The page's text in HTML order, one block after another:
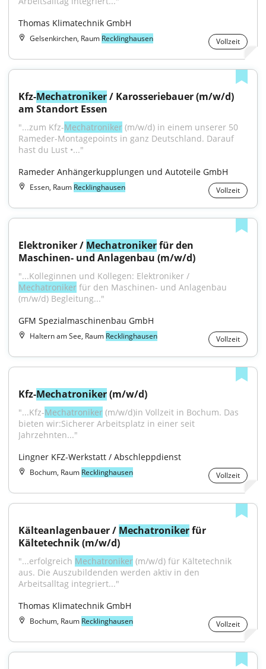
Thomas Klimatechnik GmbH
Gelsenkirchen, Raum Recklinghausen Vollzeit
Kfz-Mechatroniker / Karosseriebauer (m/w/d)
am Standort Essen
"...zum Kfz-Mechatroniker (m/w/d) in einem unserer 50
Rameder-Montagepoints in ganz Deutschland. Darauf
hast du Lust •..."
Rameder Anhängerkupplungen und Autoteile GmbH
Essen, Raum Recklinghausen Vollzeit
Elektroniker / Mechatroniker für den
Maschinen- und Anlagenbau (m/w/d)
Mechatroniker für den Maschinen- und Anlagenbau
(m/w/d) Begleitung..."
GFM Spezialmaschinenbau GmbH
Haltern am See, Raum Recklinghausen Vollzeit
Kfz-Mechatroniker (m/w/d)
"...Kfz-Mechatroniker (m/w/d)in Vollzeit in Bochum. Das
bieten wir:Sicherer Arbeitsplatz in einer seit
Jahrzehnten..."
Lingner KFZ-Werkstatt / Abschleppdienst
Bochum, Raum Recklinghausen Vollzeit
Kälteanlagenbauer / Mechatroniker für
Kältetechnik (m/w/d)
"...erfolgreich Mechatroniker (m/w/d) für Kältetechnik
aus. Die Auszubildenden werden aktiv in den
Arbeitsalltag integriert..."
Thomas Klimatechnik GmbH
Bochum, Raum Recklinghausen Vollzeit